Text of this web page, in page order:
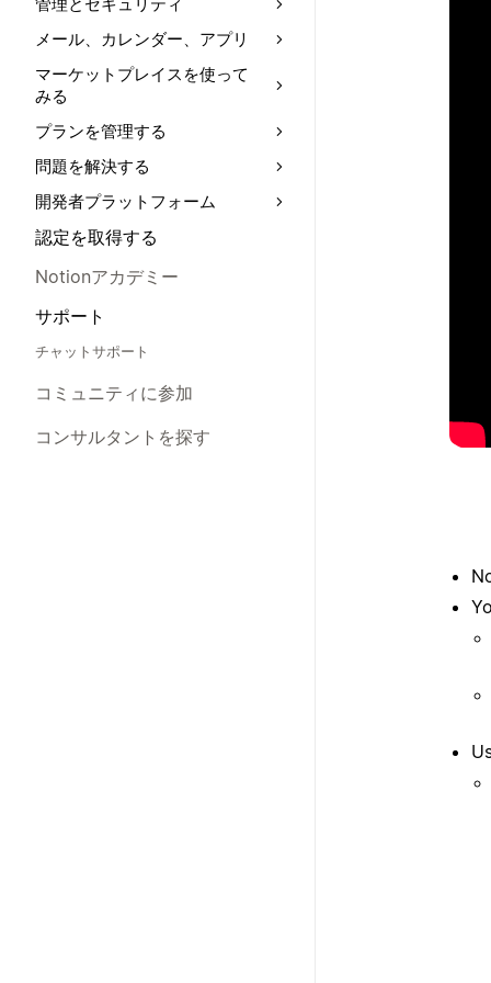
メール、カレンダー、アプリ
マーケットプレイスを使って
みる
プランを管理する
問題を解決する
開発者プラットフォーム
認定を取得する
Notionアカデミー
サポート
チャットサポート
コミュニティに参加
コンサルタントを探す